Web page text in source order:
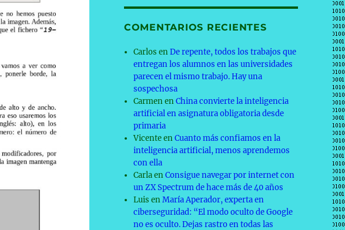
COMENTARIOS RECIENTES
Carlos enDe repente, todos los trabajos que
entregan los alumnos en las universidades
parecen el mismo trabajo. Hay una
sospechosa
CarmenenChina convierte la inteligencia
artificial en asignatura obligatoria desde
primaria
VicenteenCuanto más confiamos en la
inteligencia artificial, menos aprendemos
con ella
CarlaenConsigue navegar por internet con
un ZX Spectrum de hace más de 40 años
Luis enMaría Aperador, experta en
ciberseguridad: “El modo oculto de Google
no es oculto. Dejas rastro en todas las